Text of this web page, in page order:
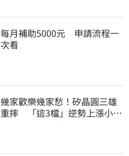
每月補助5000元 申請流程一
次看
幾家歡樂幾家愁！矽晶圓三雄
重摔 「這3檔」逆勢上漲小兵